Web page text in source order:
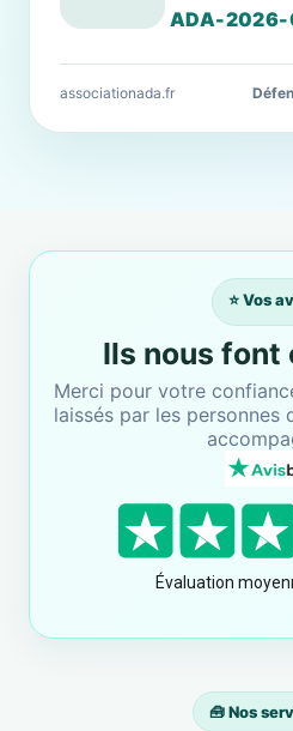
ADA-
associationada.fr
⭐ Vos
Ils nous font
Merci pour votre
laissés par les personnes
🧰 Nos